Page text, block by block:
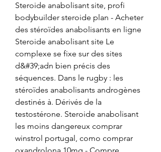
Steroide anabolisant site, profi
bodybuilder steroide plan - Acheter
des stéroïdes anabolisants en ligne
Steroide anabolisant site Le
complexe se fixe sur des sites
d&#39;adn bien précis des
séquences. Dans le rugby : les
stéroïdes anabolisants androgènes
destinés à. Dérivés de la
testostérone. Steroide anabolisant
les moins dangereux comprar
winstrol portugal, como comprar